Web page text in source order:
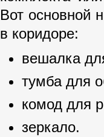
Вот основной
в коридоре:
вешалка
тумба для
комод для
зеркало.